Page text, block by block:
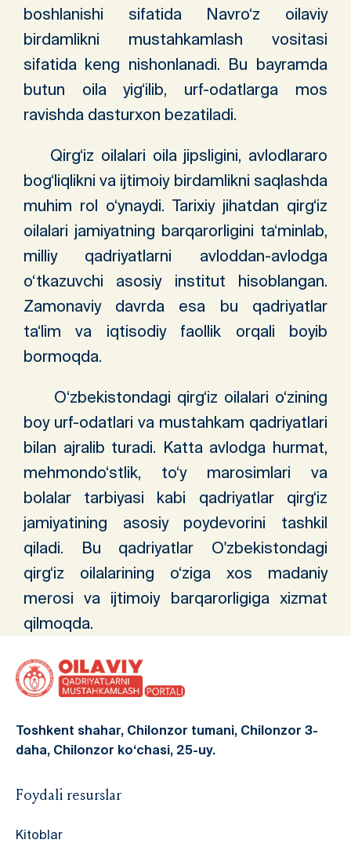
boshlanishi sifatida Navro‘z oilaviy
birdamlikni mustahkamlash vositasi
sifatida keng nishonlanadi. Bu bayramda
butun oila yig‘ilib, urf-odatlarga mos
ravishda dasturxon bezatiladi.
Qirg‘iz oilalari oila jipsligini, avlodlararo
bog‘liqlikni va ijtimoiy birdamlikni saqlashda
muhim rol o‘ynaydi. Tarixiy jihatdan qirg‘iz
oilalari jamiyatning barqarorligini ta‘minlab,
milliy qadriyatlarni avloddan-avlodga
o‘tkazuvchi asosiy institut hisoblangan.
Zamonaviy davrda esa bu qadriyatlar
ta‘lim va iqtisodiy faollik orqali boyib
bormoqda.
O‘zbekistondagi qirg‘iz oilalari o‘zining
boy urf-odatlari va mustahkam qadriyatlari
bilan ajralib turadi. Katta avlodga hurmat,
mehmondo‘stlik, to‘y marosimlari va
bolalar tarbiyasi kabi qadriyatlar qirg‘iz
jamiyatining asosiy poydevorini tashkil
qiladi. Bu qadriyatlar O'zbekistondagi
qirg‘iz oilalarining o‘ziga xos madaniy
merosi va ijtimoiy barqarorligiga xizmat
qilmoqda.
Toshkent shahar, Chilonzor tumani, Chilonzor 3-
daha, Chilonzor ko‘chasi, 25-uy.
Foydali resurslar
Kitoblar